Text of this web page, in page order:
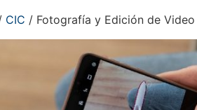
CIC / Fotografía y Edición de